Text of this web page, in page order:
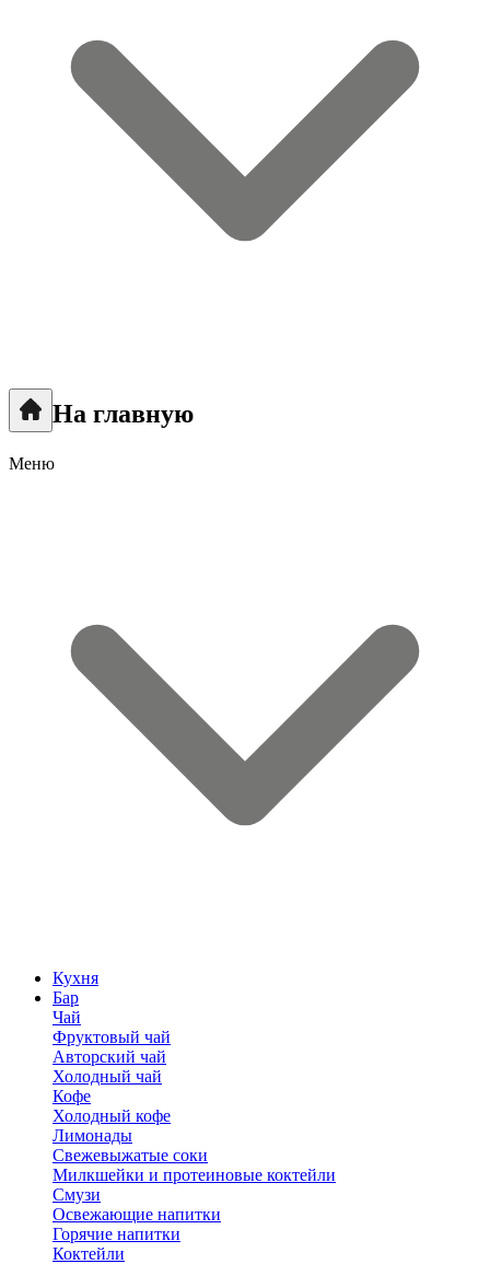
На главную
Меню
Кухня
Бар
Чай
Фруктовый чай
Авторский чай
Холодный чай
Кофе
Холодный кофе
Лимонады
Свежевыжатые соки
Милкшейки и протеиновые коктейли
Смузи
Освежающие напитки
Горячие напитки
Коктейли